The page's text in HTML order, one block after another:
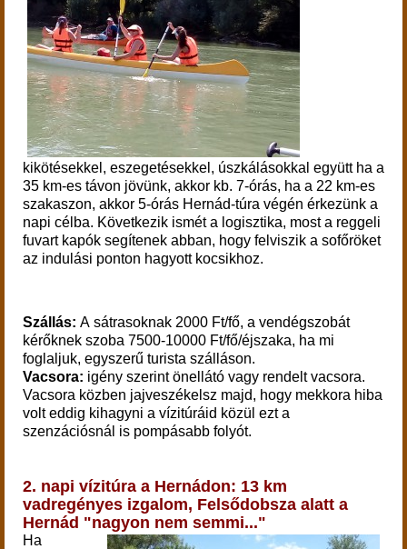
kikötésekkel, eszegetésekkel, úszkálásokkal együtt ha a
35 km-es távon jövünk, akkor kb. 7-órás, ha a 22 km-es
szakaszon, akkor 5-órás Hernád-túra végén érkezünk a
napi célba. Következik ismét a logisztika, most a reggeli
fuvart kapók segítenek abban, hogy felviszik a sofőröket
az indulási ponton hagyott kocsikhoz.
Szállás: A sátrasoknak 2000 Ft/fő, a vendégszobát
kérőknek szoba 7500-10000 Ft/fő/éjszaka, ha mi
foglaljuk, egyszerű turista szálláson.
Vacsora: igény szerint önellátó vagy rendelt vacsora.
Vacsora közben jajveszékelsz majd, hogy mekkora hiba
volt eddig kihagyni a vízitúráid közül ezt a
szenzációsnál is pompásabb folyót.
2. napi vízitúra a Hernádon: 13 km
vadregényes izgalom, Felsődobsza alatt a
Hernád "nagyon nem semmi..."
Ha